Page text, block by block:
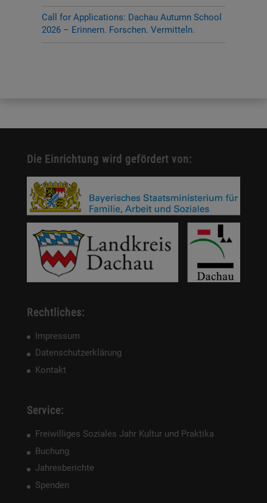
Call for Applications: Dachau Autumn School
2026 – Erinnern. Forschen. Vermitteln.
Die Einrichtung wird gefördert von:
Rechtliches:
Impressum
Datenschutzerklärung
Kontakt
Service:
Freiwilliges Soziales Jahr Kultur und Praktika
Buchung
Jahresberichte
Spenden